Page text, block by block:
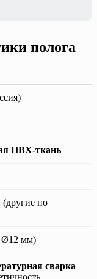
полога
ПВХ-ткань
по
Ø12 мм)
сварка